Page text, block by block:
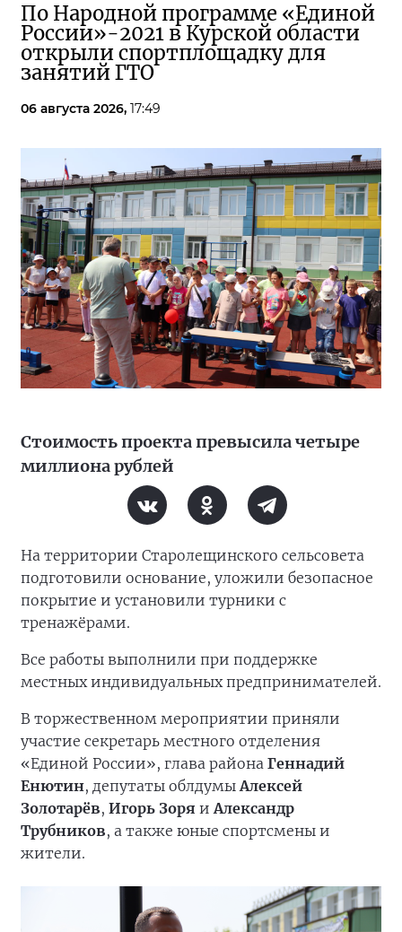
По Народной программе «Единой
России»-2021 в Курской области
открыли спортплощадку для
занятий ГТО
06 августа 2026, 17:49
Стоимость проекта превысила четыре
миллиона рублей
На территории Старолещинского сельсовета
подготовили основание, уложили безопасное
покрытие и установили турники с
тренажёрами.
Все работы выполнили при поддержке
местных индивидуальных предпринимателей.
В торжественном мероприятии приняли
участие секретарь местного отделения
«Единой России», глава района Геннадий
Енютин, депутаты облдумыАлексей
Золотарёв, Игорь Зоря иАлександр
Трубников, а также юные спортсмены и
жители.